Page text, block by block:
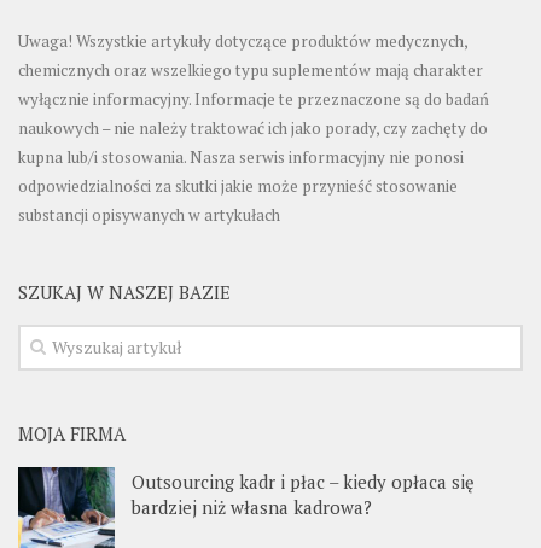
Uwaga! Wszystkie artykuły dotyczące produktów medycznych,
chemicznych oraz wszelkiego typu suplementów mają charakter
wyłącznie informacyjny. Informacje te przeznaczone są do badań
naukowych – nie należy traktować ich jako porady, czy zachęty do
kupna lub/i stosowania. Nasza serwis informacyjny nie ponosi
odpowiedzialności za skutki jakie może przynieść stosowanie
substancji opisywanych w artykułach
SZUKAJ W NASZEJ BAZIE
MOJA FIRMA
Outsourcing kadr i płac – kiedy opłaca się
bardziej niż własna kadrowa?